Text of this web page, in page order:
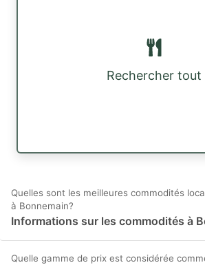
Rechercher tout
Quelles sont les meilleures commodités
à Bonnemain?
Informations sur les commodités à
Quelle gamme de prix est considérée